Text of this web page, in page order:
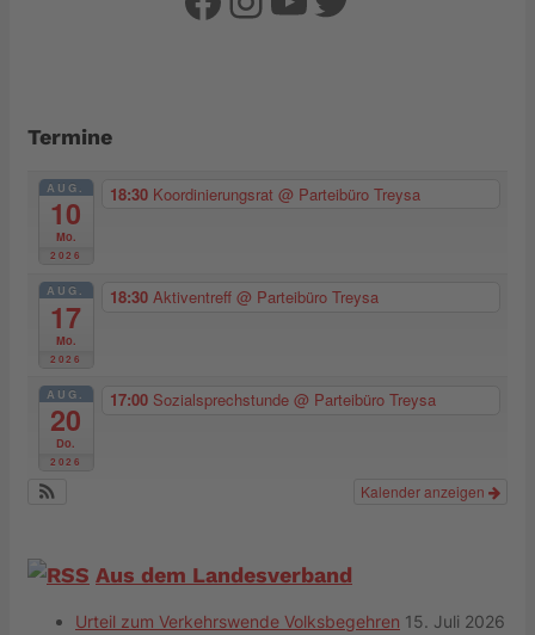
Termine
AUG.
10
Mo.
2026
18:30 Koordinierungsrat @ Parteibüro Treysa
AUG.
17
Mo.
2026
18:30 Aktiventreff @ Parteibüro Treysa
AUG.
20
Do.
2026
17:00 Sozialsprechstunde @ Parteibüro Treysa
Kalender anzeigen
Aus dem Landesverband
Urteil zum Verkehrswende Volksbegehren 15. Juli 2026